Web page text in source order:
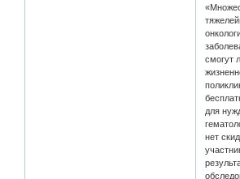
смогут
для
нет